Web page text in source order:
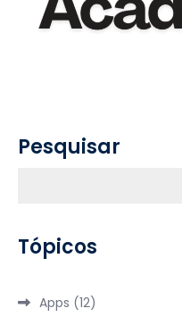
Pesquisar
Tópicos
Apps (12)